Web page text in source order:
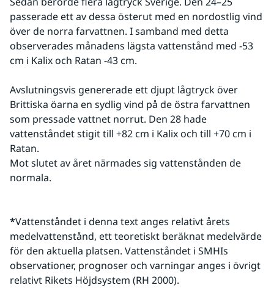
passerade ett av dessa österut med en nordostlig vind
över de norra farvattnen. I samband med detta
observerades månadens lägsta vattenstånd med -53
cm i Kalix och Ratan -43 cm.
Avslutningsvis genererade ett djupt lågtryck över
Brittiska öarna en sydlig vind på de östra farvattnen
som pressade vattnet norrut. Den 28 hade
vattenståndet stigit till +82 cm i Kalix och till +70 cm i
Ratan.
Mot slutet av året närmades sig vattenstånden de
normala.
*Vattenståndet i denna text anges relativt årets
medelvattenstånd, ett teoretiskt beräknat medelvärde
för den aktuella platsen. Vattenståndet i SMHIs
observationer, prognoser och varningar anges i övrigt
relativt Rikets Höjdsystem (RH 2000).